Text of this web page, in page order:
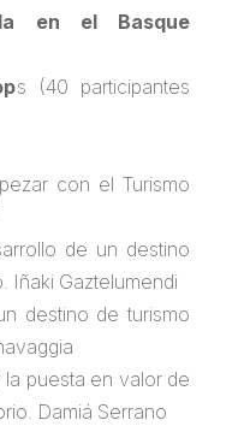
en el Basque
s (40 participantes
con el Turismo
de un destino
Iñaki Gaztelumendi
destino de turismo
puesta en valor de
Damiá Serrano